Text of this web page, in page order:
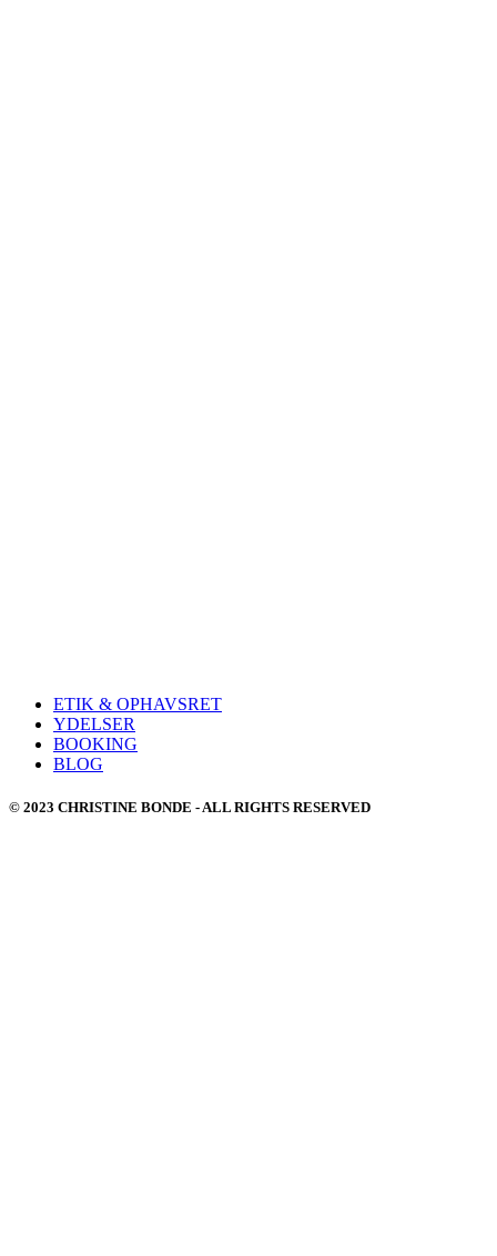
ETIK & OPHAVSRET
YDELSER
BOOKING
BLOG
© 2023 CHRISTINE BONDE - ALL RIGHTS RESERVED